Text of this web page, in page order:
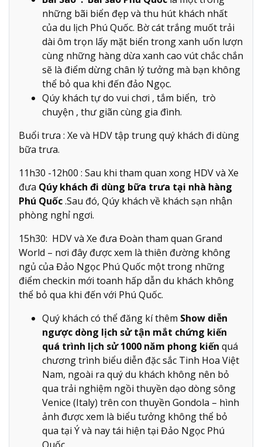
những bãi biển đẹp và thu hút khách nhất
của du lịch Phú Quốc. Bờ cát trắng muốt trải
dài ôm trọn lấy mặt biển trong xanh uốn lượn
cùng những hàng dừa xanh cao vút chắc chắn
sẽ là điểm dừng chân lý tưởng mà bạn không
thể bỏ qua khi đến đảo Ngọc.
Qúy khách tự do vui chơi , tắm biển, trò
chuyện , thư giãn cùng gia đình.
Buổi trưa : Xe và HDV tập trung quý khách đi dùng
bữa trưa.
11h30 -12h00 : Sau khi tham quan xong HDV và Xe
đưa Qúy khách đi dùng bữa trưa tại nhà hàng
Phú Quốc.Sau đó, Qúy khách về khách sạn nhận
phòng nghỉ ngơi.
15h30: HDV và Xe đưa Đoàn tham quan Grand
World – nơi đây được xem là thiên đường không
ngủ của Đảo Ngọc Phú Quốc một trong những
điểm checkin mới toanh hấp dẫn du khách không
thể bỏ qua khi đến với Phú Quốc.
Quý khách có thể đăng kí thêm Show diễn
ngược dòng lịch sử tận mắt chứng kiến
quá trình lịch sử 1000 năm phong kiến quá
chương trình biểu diễn đặc sắc Tinh Hoa Việt
Nam, ngoài ra quý du khách không nên bỏ
qua trải nghiệm ngồi thuyền dạo dòng sông
Venice (Italy) trên con thuyền Gondola – hình
ảnh được xem là biểu tưởng không thể bỏ
qua tại Ý và nay tái hiện tại Đảo Ngọc Phú